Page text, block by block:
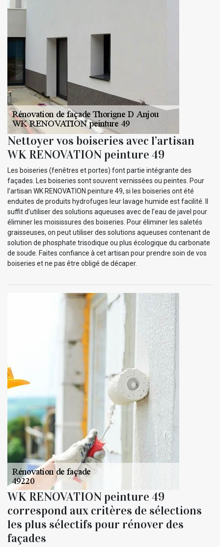
Nettoyer vos boiseries avec l’artisan
WK RENOVATION peinture 49
Les boiseries (fenêtres et portes) font partie intégrante des
façades. Les boiseries sont souvent vernissées ou peintes. Pour
l’artisan WK RENOVATION peinture 49, si les boiseries ont été
enduites de produits hydrofuges leur lavage humide est facilité. Il
suffit d’utiliser des solutions aqueuses avec de l’eau de javel pour
éliminer les moisissures des boiseries. Pour éliminer les saletés
graisseuses, on peut utiliser des solutions aqueuses contenant de
solution de phosphate trisodique ou plus écologique du carbonate
de soude. Faites confiance à cet artisan pour prendre soin de vos
boiseries et ne pas être obligé de décaper.
WK RENOVATION peinture 49
correspond aux critères de sélections
les plus sélectifs pour rénover des
façades